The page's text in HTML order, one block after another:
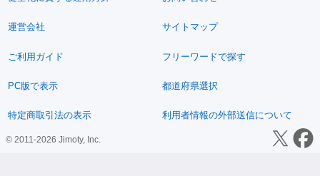
運営会社 サイトマップ
ご利用ガイド フリーワードで探す
PC版で表示 都道府県選択
特定商取引法の表示 利用者情報の外部送信について
© 2011-2026 Jimoty, Inc.